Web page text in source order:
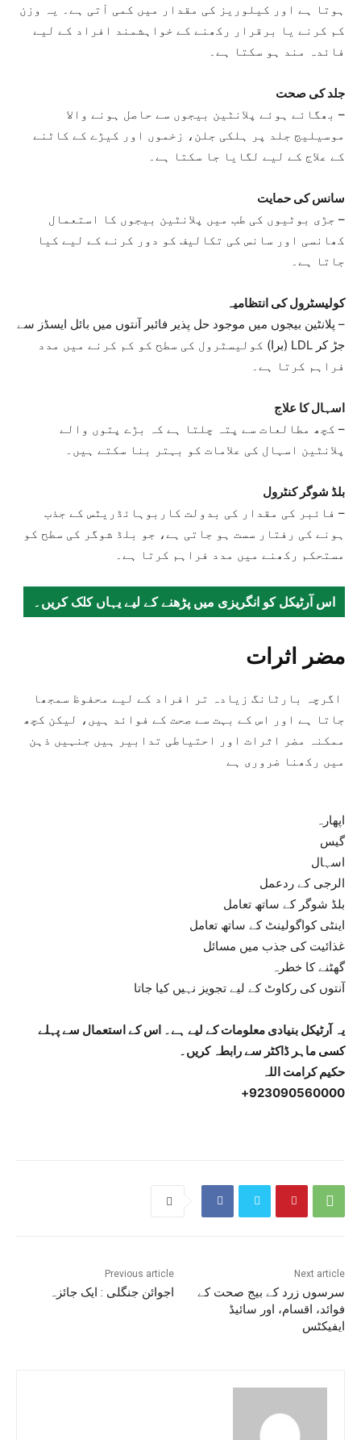
ہوتا ہے اور کیلوریز کی مقدار میں کمی آتی ہے۔ یہ وزن
کم کرنے یا برقرار رکھنے کے خواہشمند افراد کے لیے
فائدہ مند ہو سکتا ہے۔
جلد کی صحت
– بھگائے ہوئے پلانٹین بیجوں سے حاصل ہونے والا
موسیلیج جلد پر ہلکی جلن، زخموں اور کیڑے کے کاٹنے
کے علاج کے لیے لگایا جا سکتا ہے۔
سانس کی حمایت
– جڑی بوٹیوں کی طب میں پلانٹین بیجوں کا استعمال
کھانسی اور سانس کی تکالیف کو دور کرنے کے لیے کیا
جاتا ہے۔
کولیسٹرول کی انتظامیہ
– پلانٹین بیجوں میں موجود حل پذیر فائبر آنتوں میں بائل ایسڈز سے
جڑ کر LDL (برا) کولیسٹرول کی سطح کو کم کرنے میں مدد
فراہم کرتا ہے۔
اسہال کا علاج
– کچھ مطالعات سے پتہ چلتا ہے کہ بڑے پتوں والے
پلانٹین اسہال کی علامات کو بہتر بنا سکتے ہیں۔
بلڈ شوگر کنٹرول
– فائبر کی مقدار کی بدولت کاربوہائڈریٹس کے جذب
ہونے کی رفتار سست ہو جاتی ہے، جو بلڈ شوگر کی سطح کو
مستحکم رکھنے میں مدد فراہم کرتا ہے۔
اس آرٹیکل کو انگریزی میں پڑھنے کے لیے یہاں کلک کریں۔
مضر اثرات
اگرچہ بارٹانگ زیادہ تر افراد کے لیے محفوظ سمجھا
جاتا ہے اور اس کے بہت سے صحت کے فوائد ہیں، لیکن کچھ
ممکنہ مضر اثرات اور احتیاطی تدابیر ہیں جنہیں ذہن
میں رکھنا ضروری ہے
اپھارہ
گیس
اسہال
الرجی کے ردعمل
بلڈ شوگر کے ساتھ تعامل
اینٹی کواگولینٹ کے ساتھ تعامل
غذائیت کی جذب میں مسائل
گھٹنے کا خطرہ
آنتوں کی رکاوٹ کے لیے تجویز نہیں کیا جاتا
یہ آرٹیکل بنیادی معلومات کے لیے ہے۔ اس کے استعمال سے پہلے
کسی ماہر ڈاکٹر سے رابطہ کریں۔
حکیم کرامت اللہ
923090560000+
Previous article
اجوائن جنگلی : ایک جائزہ
Next article
سرسوں زرد کے بیج صحت کے
فوائد، اقسام، اور سائیڈ
ایفیکٹس